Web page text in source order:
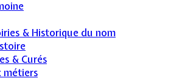
& Historique du nom
& Curés
métiers